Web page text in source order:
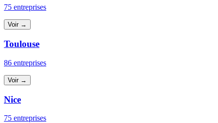
75 entreprises
Voir →
Toulouse
86 entreprises
Voir →
Nice
75 entreprises